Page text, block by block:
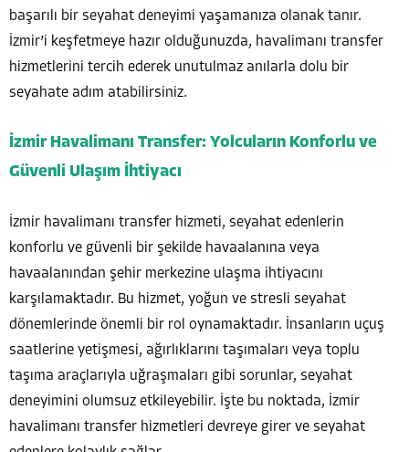
başarılı bir seyahat deneyimi yaşamanıza olanak tanır.
İzmir’i keşfetmeye hazır olduğunuzda, havalimanı transfer
hizmetlerini tercih ederek unutulmaz anılarla dolu bir
seyahate adım atabilirsiniz.
İzmir Havalimanı Transfer: Yolcuların Konforlu ve
Güvenli Ulaşım İhtiyacı
İzmir havalimanı transfer hizmeti, seyahat edenlerin
konforlu ve güvenli bir şekilde havaalanına veya
havaalanından şehir merkezine ulaşma ihtiyacını
karşılamaktadır. Bu hizmet, yoğun ve stresli seyahat
dönemlerinde önemli bir rol oynamaktadır. İnsanların uçuş
saatlerine yetişmesi, ağırlıklarını taşımaları veya toplu
taşıma araçlarıyla uğraşmaları gibi sorunlar, seyahat
deneyimini olumsuz etkileyebilir. İşte bu noktada, İzmir
havalimanı transfer hizmetleri devreye girer ve seyahat